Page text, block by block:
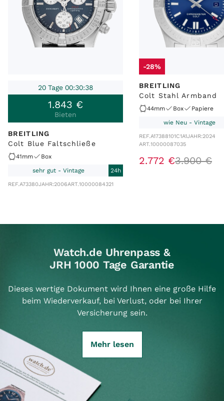
20 Tage 00:30:38
1.843 €
Bieten
BREITLING
Colt Blue Faltschließe
41mm
Box
sehr gut - Vintage
24h
REF.A73380JAHR:2006ART.10000084321
-28%
BREITLING
Colt Stahl Armband
44mm Box
Papiere
wie Neu - Vintage
REF.A17388101C1A1JAHR:2024
ART.10000087035
2.772 €3.900 €
Watch.de Uhrenpass &
JRH 1000 Tage Garantie
Dieses wertige Dokument wird Ihnen eine große Hilfe
beim Wiederverkauf, bei Verlust, oder bei Ihrer
Versicherung sein.
Mehr lesen